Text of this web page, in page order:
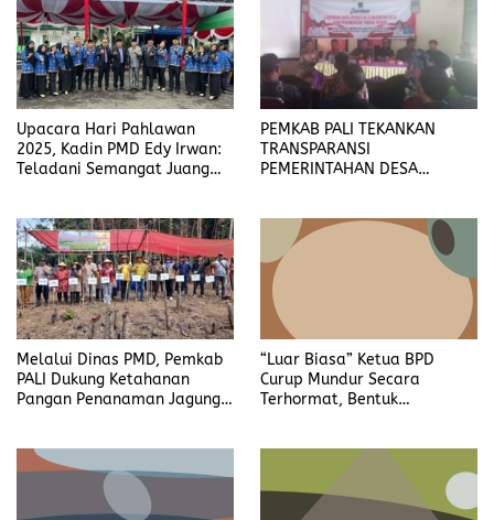
Upacara Hari Pahlawan
2025, Kadin PMD Edy Irwan:
Teladani Semangat Juang
PEMKAB PALI TEKANKAN
TRANSPARANSI
PEMERINTAHAN DESA
Melalui Dinas PMD, Pemkab
PALI Dukung Ketahanan
Pangan Penanaman Jagung
“Luar Biasa” Ketua BPD
Curup Mundur Secara
Terhormat, Bentuk